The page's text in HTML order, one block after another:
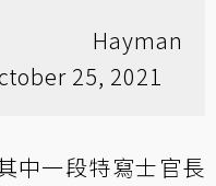
25, 2021
中一段特寫士官長